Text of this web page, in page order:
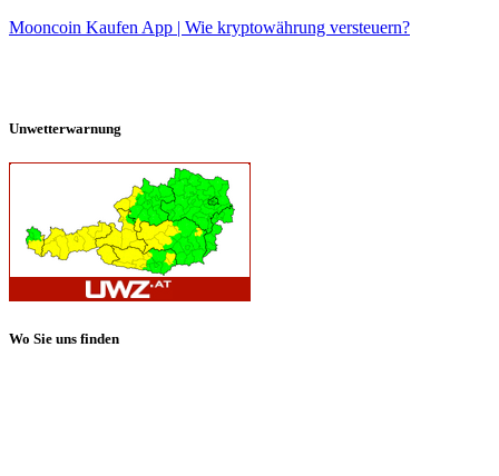
Mooncoin Kaufen App | Wie kryptowährung versteuern?
Unwetterwarnung
Wo Sie uns finden